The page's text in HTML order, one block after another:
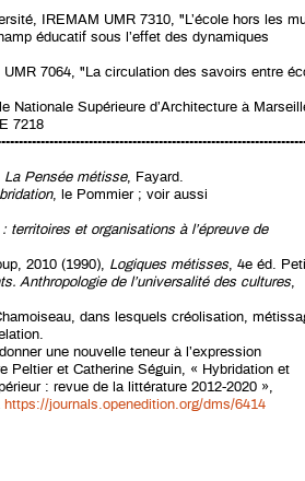
IREMAM UMR 7310, "L’école hors les
éducatif sous l’effet des dynamiques
7064, "La circulation des savoirs entre
Nationale Supérieure d’Architecture à
7218
La Pensée métisse, Fayard.
, le Pommier ; voir aussi
territoires et organisations à l’épreuve de
2010 (1990), Logiques métisses, 4e éd.
Anthropologie de l’universalité des cultures,
dans lesquels créolisation,
.
une nouvelle teneur à l’expression
Peltier et Catherine Séguin, « Hybridation et
: revue de la littérature 2012-2020 »,
https://journals.openedition.org/dms/6414